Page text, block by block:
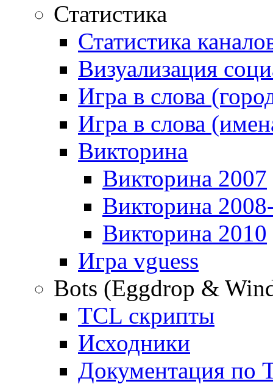
Статистика
Статистика
Визуализация
Игра в слова
Игра в слова
Викторина
Викторина 2007
Викторина
Викторина 2010
Игра vguess
Bots (Eggdrop &
TCL скрипты
Исходники
Документация по